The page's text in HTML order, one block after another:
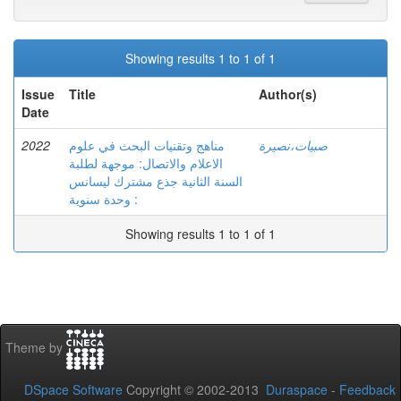
Showing results 1 to 1 of 1
Issue
Date
Title Author(s)
2022
مناهج وتقنيات البحث في علوم
الاعلام والاتصال: موجهة لطلبة
السنة الثانية جذع مشترك ليسانس
: وحدة سنوية
صبيات،نصيرة
Showing results 1 to 1 of 1
Theme by
DSpace Software Copyright © 2002-2013 Duraspace - Feedback